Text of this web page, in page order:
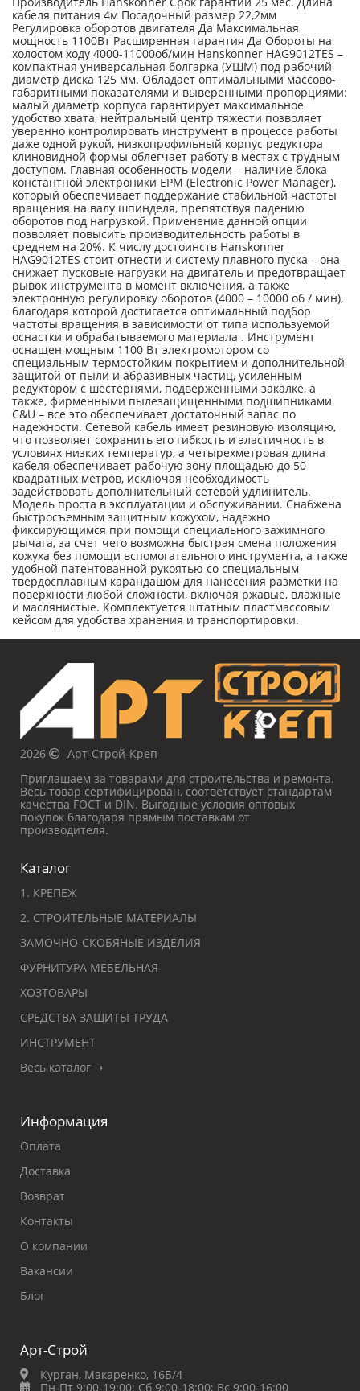
кабеля питания 4м Посадочный размер 22,2мм
Регулировка оборотов двигателя Да Максимальная
мощность 1100Вт Расширенная гарантия Да Обороты на
холостом ходу 4000-11000об/мин Hanskonner HAG9012TЕS –
компактная универсальная болгарка (УШМ) под рабочий
диаметр диска 125 мм. Обладает оптимальными массово-
габаритными показателями и выверенными пропорциями:
малый диаметр корпуса гарантирует максимальное
удобство хвата, нейтральный центр тяжести позволяет
уверенно контролировать инструмент в процессе работы
даже одной рукой, низкопрофильный корпус редуктора
клиновидной формы облегчает работу в местах с трудным
доступом. Главная особенность модели – наличие блока
константной электроники EPM (Electronic Power Manager),
который обеспечивает поддержание стабильной частоты
вращения на валу шпинделя, препятствуя падению
оборотов под нагрузкой. Применение данной опции
позволяет повысить производительность работы в
среднем на 20%. К числу достоинств Hanskonner
HAG9012TЕS стоит отнести и систему плавного пуска – она
снижает пусковые нагрузки на двигатель и предотвращает
рывок инструмента в момент включения, а также
электронную регулировку оборотов (4000 – 10000 об / мин),
благодаря которой достигается оптимальный подбор
частоты вращения в зависимости от типа используемой
оснастки и обрабатываемого материала . Инструмент
оснащен мощным 1100 Вт электромотором со
специальным термостойким покрытием и дополнительной
защитой от пыли и абразивных частиц, усиленным
редуктором с шестернями, подверженными закалке, а
также, фирменными пылезащищенными подшипниками
C&U – все это обеспечивает достаточный запас по
надежности. Сетевой кабель имеет резиновую изоляцию,
что позволяет сохранить его гибкость и эластичность в
условиях низких температур, а четырехметровая длина
кабеля обеспечивает рабочую зону площадью до 50
квадратных метров, исключая необходимость
задействовать дополнительный сетевой удлинитель.
Модель проста в эксплуатации и обслуживании. Снабжена
быстросъемным защитным кожухом, надежно
фиксирующимся при помощи специального зажимного
рычага, за счет чего возможна быстрая смена положения
кожуха без помощи вспомогательного инструмента, а также
удобной патентованной рукоятью со специальным
твердосплавным карандашом для нанесения разметки на
поверхности любой сложности, включая ржавые, влажные
и маслянистые. Комплектуется штатным пластмассовым
кейсом для удобства хранения и транспортировки.
2026
Арт-Строй-Креп
Приглашаем за товарами для строительства и ремонта.
Весь товар сертифицирован, соответствует стандартам
качества ГОСТ и DIN. Выгодные условия оптовых
покупок благодаря прямым поставкам от
производителя.
Каталог
1. КРЕПЕЖ
2. СТРОИТЕЛЬНЫЕ МАТЕРИАЛЫ
ЗАМОЧНО-СКОБЯНЫЕ ИЗДЕЛИЯ
ФУРНИТУРА МЕБЕЛЬНАЯ
ХОЗТОВАРЫ
СРЕДСТВА ЗАЩИТЫ ТРУДА
ИНСТРУМЕНТ
Весь каталог ➝
Информация
Оплата
Доставка
Возврат
Контакты
О компании
Вакансии
Блог
Арт-Строй
Курган, Макаренко, 16Б/4
Пн-Пт 9:00-19:00; Сб 9:00-18:00; Вс 9:00-16:00